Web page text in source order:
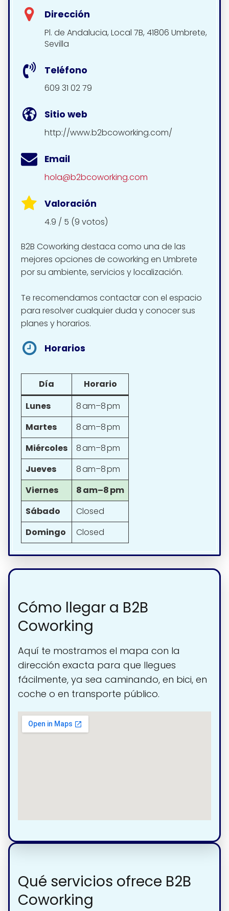
Dirección
Pl. de Andalucia, Local 7B, 41806 Umbrete,
Sevilla
Teléfono
609 31 02 79
Sitio web
http://www.b2bcoworking.com/
Email
hola@b2bcoworking.com
Valoración
4.9 / 5 (9 votos)
B2B Coworking destaca como una de las
mejores opciones de coworking en Umbrete
por su ambiente, servicios y localización.
Te recomendamos contactar con el espacio
para resolver cualquier duda y conocer sus
planes y horarios.
Horarios
Día
Horario
Lunes
8 am–8 pm
Martes
8 am–8 pm
Miércoles
8 am–8 pm
Jueves
8 am–8 pm
Viernes
8 am–8 pm
Sábado
Closed
Domingo
Closed
Cómo llegar a B2B
Coworking
Aquí te mostramos el mapa con la
dirección exacta para que llegues
fácilmente, ya sea caminando, en bici, en
coche o en transporte público.
Qué servicios ofrece B2B
Coworking